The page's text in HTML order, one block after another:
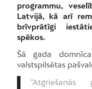
programmu,
Latvijā, kā arī
brīvprātīgi
spēkos.
Šā gada
valstspilsētas